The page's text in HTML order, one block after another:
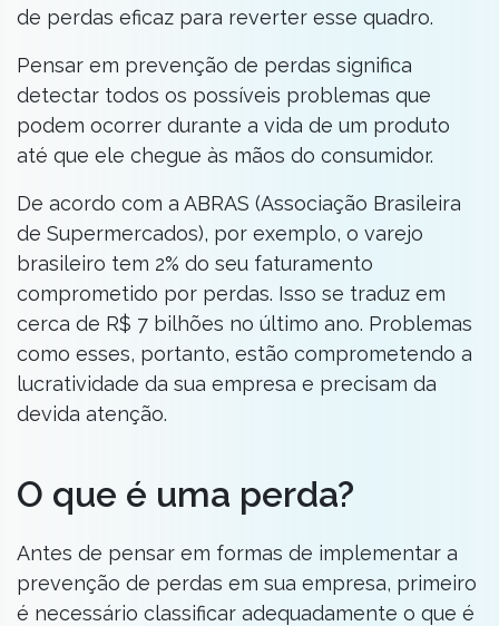
de perdas eficaz para reverter esse quadro.
Pensar em prevenção de perdas significa
detectar todos os possíveis problemas que
podem ocorrer durante a vida de um produto
até que ele chegue às mãos do consumidor.
De acordo com a ABRAS (Associação Brasileira
de Supermercados), por exemplo, o varejo
brasileiro tem 2% do seu faturamento
comprometido por perdas. Isso se traduz em
cerca de R$ 7 bilhões no último ano. Problemas
como esses, portanto, estão comprometendo a
lucratividade da sua empresa e precisam da
devida atenção.
O que é uma perda?
Antes de pensar em formas de implementar a
prevenção de perdas em sua empresa, primeiro
é necessário classificar adequadamente o que é